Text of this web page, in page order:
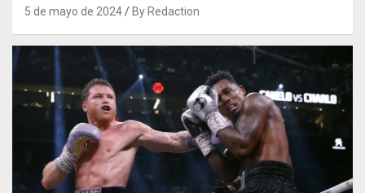
5 de mayo de 2024 By Redaction